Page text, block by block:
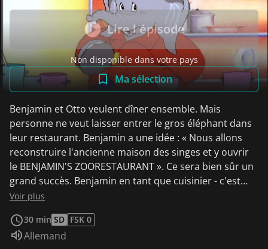
Lire l'épisode
Non disponible dans votre pays
Ma sélection
Benjamin et Otto veulent dîner ensemble. Mais
personne ne veut laisser entrer le gros éléphant dans
leur restaurant. Benjamin a une idée : « Nous allons
reconstruire l'ancienne maison des singes et y ouvrir
le BENJAMIN'S ZOORESTAURANT ». Ce sera bien sûr un
grand succès. Benjamin en tant que cuisinier - c'est
une expérience.
Voir plus
30 min SD FSK 0
Audio :
Allemand